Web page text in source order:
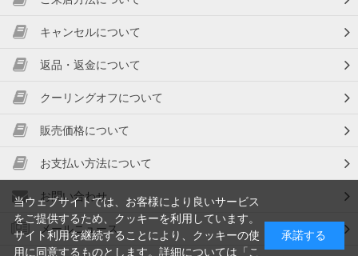
キャンセルについて
返品・返金について
クーリングオフについて
販売価格について
お支払い方法について
お問い合わせ
メールニュース
当ウェブサイトでは、お客様により良いサービス
をご提供するため、クッキーを利用しています。
サイト利用を継続することにより、クッキーの使
用に同意するものとします。詳細については「 こ
承諾する